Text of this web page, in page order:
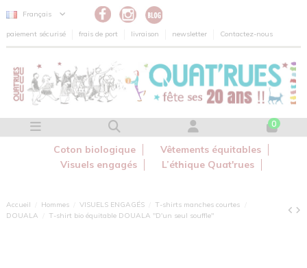
Panneau de gestion des cookies
Français
paiement sécurisé frais de port livraison newsletter Contactez-nous
0
Coton biologique
Vêtements équitables
Visuels engagés
L’éthique Quat'rues
Accueil Hommes VISUELS ENGAGÉS
T-shirts manches courtes
DOUALA
T-shirt bio équitable DOUALA "D'un seul souffle"